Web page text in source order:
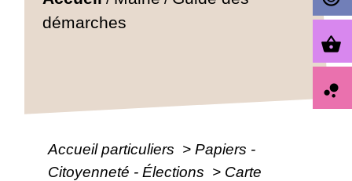
démarches
Accueil particuliers > Papiers -
Citoyenneté - Élections > Carte
shopping_basket
bubble_chart